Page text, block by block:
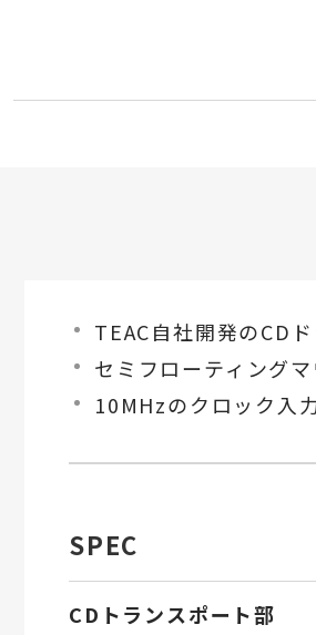
TEAC自社開発のCD
セミフローティング
10MHzのクロック入
SPEC
CDトランスポート部